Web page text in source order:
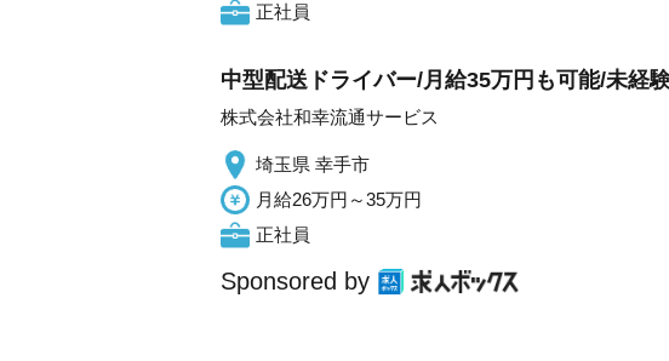
正社員
中型配送ドライバー/月給35万円も可能/未経
株式会社和幸流通サービス
埼玉県 幸手市
月給26万円～35万円
正社員
Sponsored by